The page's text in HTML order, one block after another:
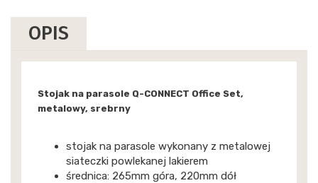
OPIS
Stojak na parasole Q-CONNECT Office Set,
metalowy, srebrny
stojak na parasole wykonany z metalowej
siateczki powlekanej lakierem
średnica: 265mm góra, 220mm dół